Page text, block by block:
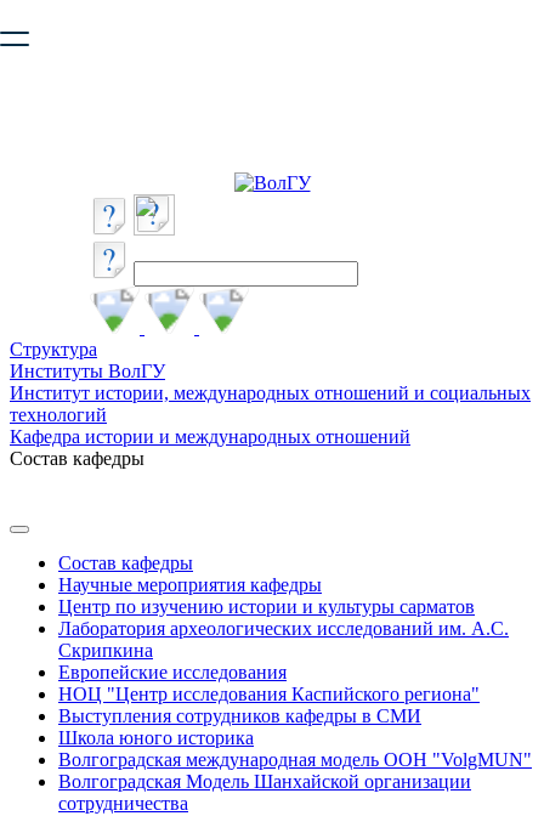
безопасную работу с сайтом. Пожалуйста
Структура
Институты ВолГУ
Институт истории, международных отношений и социальных
технологий
Кафедра истории и международных отношений
Состав кафедры
Состав кафедры
Научные мероприятия кафедры
Центр по изучению истории и культуры сарматов
Лаборатория археологических исследований им. А.С.
Скрипкина
Европейские исследования
НОЦ "Центр исследования Каспийского региона"
Выступления сотрудников кафедры в СМИ
Школа юного историка
Волгоградская международная модель ООН "VolgMUN"
Волгоградская Модель Шанхайской организации
сотрудничества